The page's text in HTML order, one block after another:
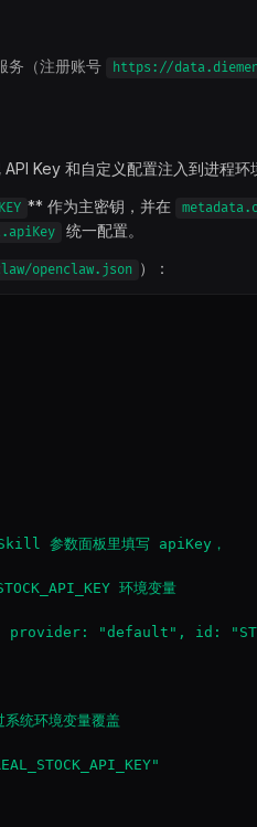
务（注册账号 https://
API Key 和自定义配置注入到进程环
** 作为主密钥，并在
统一配置。
openclaw.json ）：
参数面板里填写 apiKey，
环境变量
"default", id:
统环境变量覆盖